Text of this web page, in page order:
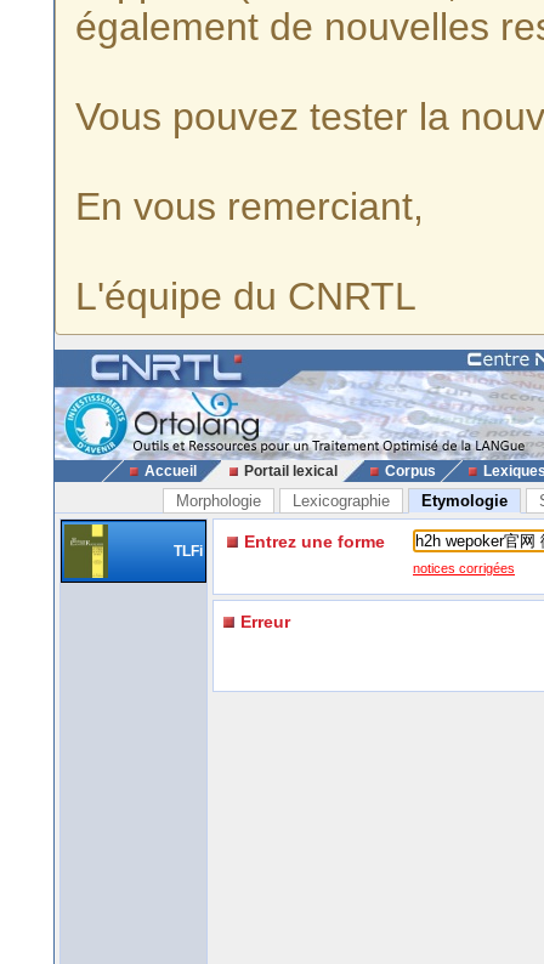
également de nouvelles
Vous pouvez tester la
En vous remerciant,
L'équipe du CNRTL
Accueil Portail lexical Corpus
Morphologie Lexicographie Etymologie
TLFi Entrez une forme
notices corrigées
Erreur